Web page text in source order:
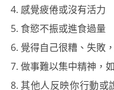
感覺疲倦或沒有活力
食慾不振或進食過量
覺得自己很糟、失敗
做事難以集中精神，
其他人反映你行動或